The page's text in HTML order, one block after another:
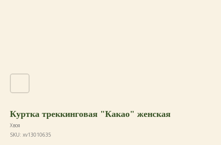
Куртка треккинговая "Какао" женская
Хвоя
SKU: xv13010635